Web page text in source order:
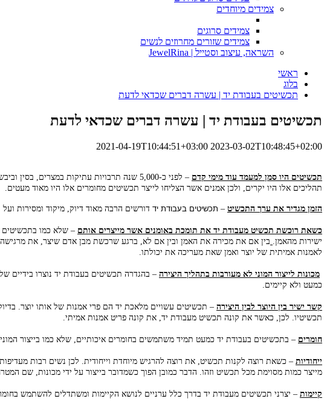
צמידים מיוחדים
צמידים סרוגים
צמידים שזורים מחרוזים לנשים
השראה, עיצוב וסטייל | JewelRina
ראשי
בלוג
תכשיטים בעבודת יד | עשרה דברים שכדאי לדעת
תכשיטים בעבודת יד | עשרה דברים שכדאי לדעת
2021-04-19T10:44:51+03:00 2023-03-02T10:48:45+02:00
תכשיטים היו סמן למעמד עוד מימי קדם – לפני כ-5,000 שנה תרבויות עתיקות במצרים, בסין וביבשת אמריקה החלו ליצר קישוטים אשר דומים למה שאנו מכנים היום תכשיטים.
תהליכים אלו היו יקרים, ולכן אמנים אשר הצליחו לייצר תכשיטים מחומרים אלו היו מאוד מעטים.
הזמן מגדיר את ערך התכשיט – תכשיטים בעבודת יד דורשים הרבה מאוד דיוק, מיקוד ומסירות
כשאת רוכשת תכשיט מעבודת יד את תומכת באומנים אשר מייצרים אותם – שלא כמו בתכשיטים
ישירות מהאמן. בין אם את מכירה את האמן ובין אם לא, ברגע שרכשת מבן אדם שיצר, את
לאמנות אמיתית של יוצר ואמן שאת מעריכה את יכולתו.
מכונות לייצור המוני לא מעורבות בתהליך היצירה – בהגדרה תכשיטים בעבודת יד נוצרו בידיים
כמעט ולא קיימים.
קשר ישיר בין היוצר לבין היצירה – תכשיטים עשויים מלאכת יד הם פרי אמנות של אותו יוצר.
תכשיטיו. לכן, כאשר את קונה תכשיט מעבודת יד, את קונה פריט אמנות אמיתי.
חומרים – בתכשיטים בעבודת יד כמעט תמיד משתמשים בחומרים איכותיים, שלא כמו בייצור
ייחודיות – כשאת רוצה לקנות תכשיט, את רוצה להרגיש מיוחדת וייחודית. לכן נשים רבות
מייצר כמות מסוימת מכל תכשיט וזהו. הדבר כמובן הפוך כשמדובר בייצור על ידי מכונות, שם
קיימות – יצרני תכשיטים מעבודת יד בדרך כלל ערניים לנושא הקיימות ומשתדלים להשתמש